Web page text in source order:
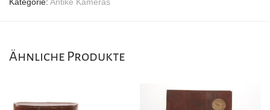
Kategorie: Antike Kameras
Ähnliche Produkte